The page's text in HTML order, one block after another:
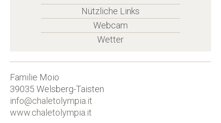
Nützliche Links
Webcam
Wetter
Familie Moio
39035 Welsberg-Taisten
info@chaletolympia.it
www.chaletolympia.it